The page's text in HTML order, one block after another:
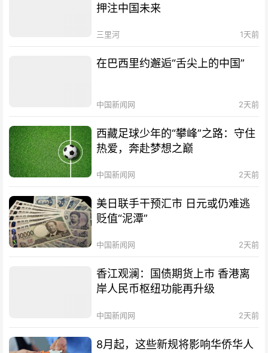
押注中国未来
三里河 1天前
在巴西里约邂逅“舌尖上的中国”
中国新闻网 2天前
西藏足球少年的“攀峰”之路：守住
热爱，奔赴梦想之巅
中国新闻网 2天前
美日联手干预汇市 日元或仍难逃
贬值“泥潭”
中国新闻网 2天前
香江观澜：国债期货上市 香港离
岸人民币枢纽功能再升级
中国新闻网 2天前
8月起，这些新规将影响华侨华人